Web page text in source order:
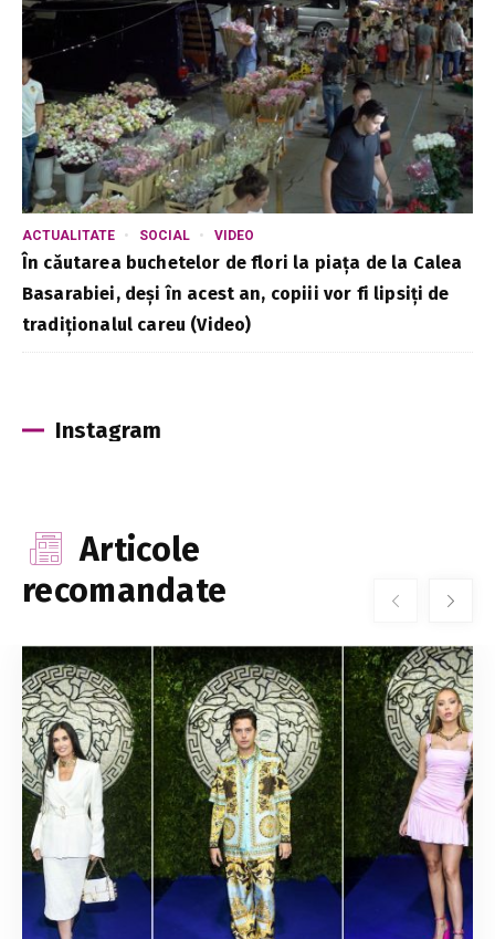
ACTUALITATE SOCIAL VIDEO
În căutarea buchetelor de flori la piața de la Calea
Basarabiei, deși în acest an, copiii vor fi lipsiți de
tradiționalul careu (Video)
Instagram
Articole
recomandate